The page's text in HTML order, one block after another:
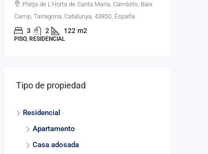
Platja de L'Horta de Santa María, Cambrils, Baix
Camp, Tarragona, Catalunya, 43850, España
3 2 122 m2
PISO, RESIDENCIAL
Tipo de propiedad
Residencial
Apartamento
Casa adosada